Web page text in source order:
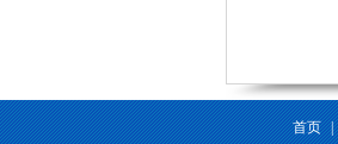
首页 |